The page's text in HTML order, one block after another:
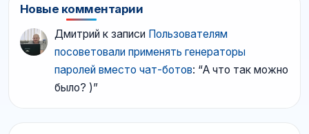
Новые комментарии
Дмитрий к записи Пользователям
посоветовали применять генераторы
паролей вместо чат-ботов: “А что так можно
было? )”